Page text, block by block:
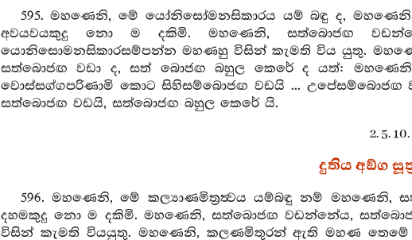
595. මහණෙනි, මේ යෝනිසෝමනසිකාරය යම් බඳු ද,
අවයවයකුදු නො ම දකිමි. මහණෙනි, සත්බොජඟ
යොනිසොමනසිකාරසම්පන්න මහණහු විසින් කැමති විය යුතු.
සත්බොජඟ වඩා ද, සත් බොජඟ බහුල කෙරේ ද යත්:
වොස්සග්ගපරිණාමි කොට සිහිසම්බොජඟ වඩයි ...
සත්බොජඟ වඩයි, සත්බොජඟ බහුල කෙරේ යි.
2. 5. 10.
දුතිය අඞ්ග
596. මහණෙනි, මේ කල්‍යාණමිත්‍රත්‍වය යම්බඳු නම්
දහමකුදු නො ම දකිමි. මහණෙනි, සත්බොජඟ වඩන්නේය,
විසින් කැමති වියයුතු. මහණෙනි, කලණමිතුරන් ඇති මහණ තෙමේ